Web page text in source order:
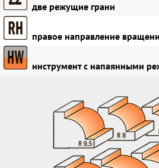
две режущие грани
правое направление
инструмент с напаянными